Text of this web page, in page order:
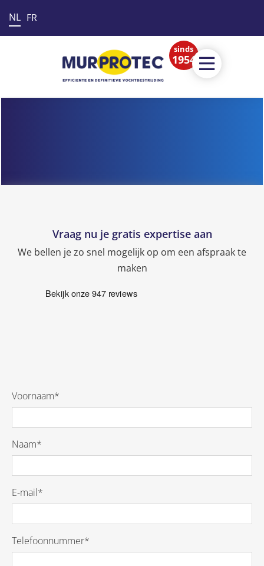
NL FR
sinds
1954
Vraag nu je gratis expertise aan
We bellen je zo snel mogelijk op om een afspraak te
maken
Voornaam*
Naam*
E-mail*
Telefoonnummer*